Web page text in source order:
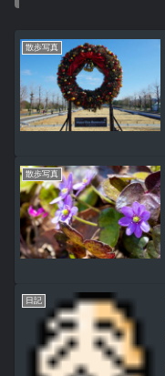
散歩写真
散歩写真
日記